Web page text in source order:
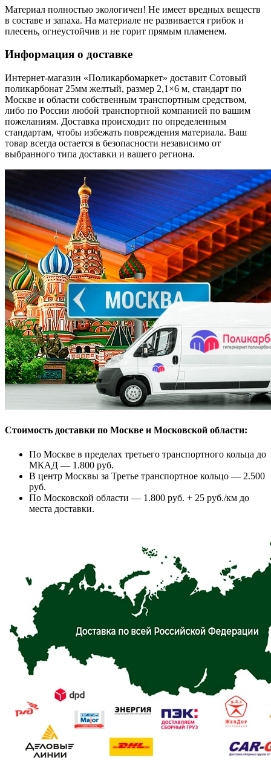
Материал полностью экологичен! Не имеет вредных веществ
в составе и запаха. На материале не развивается грибок и
плесень, огнеустойчив и не горит прямым пламенем.
Информация о доставке
Интернет-магазин «Поликарбомаркет» доставит Сотовый
поликарбонат 25мм желтый, размер 2,1×6 м, стандарт по
Москве и области собственным транспортным средством,
либо по России любой транспортной компанией по вашим
пожеланиям. Доставка происходит по определенным
стандартам, чтобы избежать повреждения материала. Ваш
товар всегда остается в безопасности независимо от
выбранного типа доставки и вашего региона.
Стоимость доставки по Москве и Московской области:
По Москве в пределах третьего транспортного кольца до
МКАД — 1.800 руб.
В центр Москвы за Третье транспортное кольцо — 2.500
руб.
По Московской области — 1.800 руб. + 25 руб./км до
места доставки.